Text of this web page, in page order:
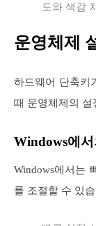
도와 색감
운영체제
하드웨어 단축키
때 운영체제의 설
Windows에
Windows에서는
를 조절할 수 있